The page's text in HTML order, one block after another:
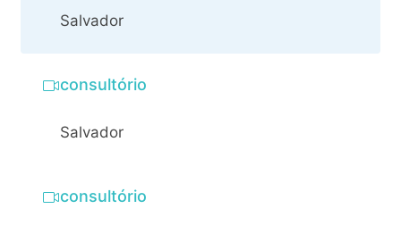
Salvador
consultório
Salvador
consultório